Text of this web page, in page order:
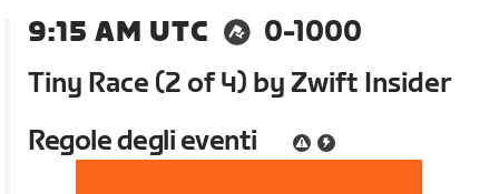
9:15 AM UTC
0-1000
Tiny Race (2 of 4) by Zwift Insider
Regole degli eventi